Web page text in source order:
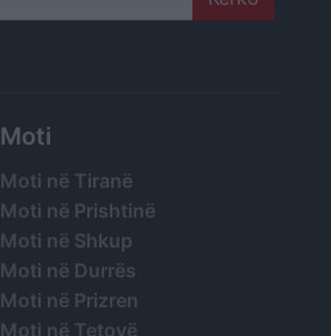
Moti
Moti në Tiranë
Moti në Prishtinë
Moti në Shkup
Moti në Durrës
Moti në Prizren
Moti në Tetovë